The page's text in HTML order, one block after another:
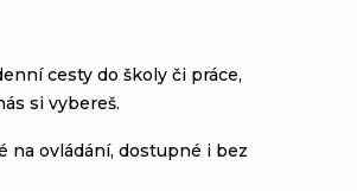
cesty do školy či práce,
si vybereš.
na ovládání, dostupné i bez